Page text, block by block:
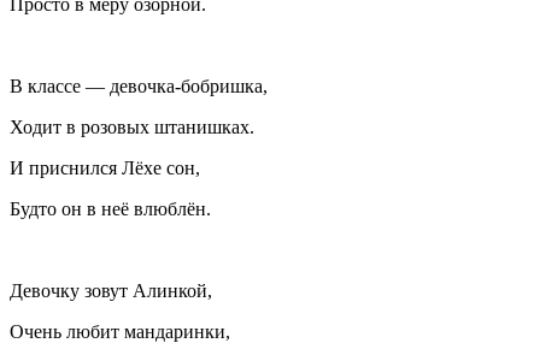
В классе — девочка-бобришка,
Ходит в розовых штанишках.
И приснился Лёхе сон,
Будто он в неё влюблён.
Девочку зовут Алинкой,
Очень любит мандаринки,